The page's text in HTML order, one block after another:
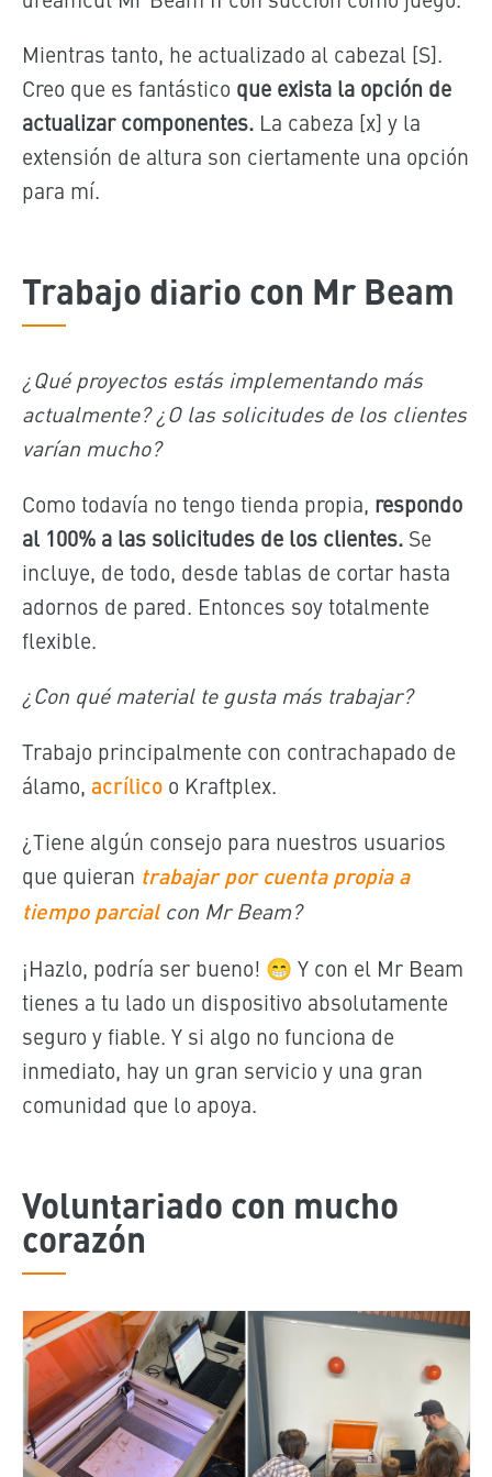
Mientras tanto, he actualizado al cabezal [S].
Creo que es fantástico que exista la opción de
actualizar componentes. La cabeza [x] y la
extensión de altura son ciertamente una opción
para mí.
Trabajo diario con Mr Beam
¿Qué proyectos estás implementando más
actualmente? ¿O las solicitudes de los clientes
varían mucho?
Como todavía no tengo tienda propia, respondo
al 100% a las solicitudes de los clientes. Se
incluye, de todo, desde tablas de cortar hasta
adornos de pared. Entonces soy totalmente
flexible.
¿Con qué material te gusta más trabajar?
Trabajo principalmente con contrachapado de
álamo, acrílico o Kraftplex.
¿Tiene algún consejo para nuestros usuarios
que quieran trabajar por cuenta propia a
tiempo parcial con Mr Beam?
¡Hazlo, podría ser bueno! 😁 Y con el Mr Beam
tienes a tu lado un dispositivo absolutamente
seguro y fiable. Y si algo no funciona de
inmediato, hay un gran servicio y una gran
comunidad que lo apoya.
Voluntariado con mucho
corazón